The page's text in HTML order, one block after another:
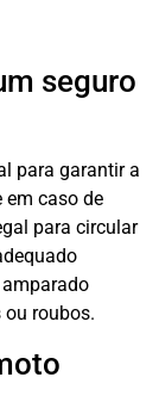
seguro
para garantir a
em caso de
para circular
roubos.